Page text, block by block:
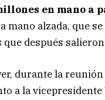
en mano a
mano alzada, que
después
durante la
a la